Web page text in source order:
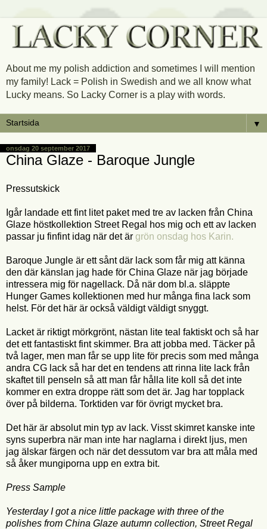
About me my polish addiction and sometimes I will mention
my family! Lack = Polish in Swedish and we all know what
Lucky means. So Lacky Corner is a play with words.
▼
onsdag 20 september 2017
China Glaze - Baroque Jungle
Pressutskick
Igår landade ett fint litet paket med tre av lacken från China
Glaze höstkollektion Street Regal hos mig och ett av lacken
passar ju finfint idag när det är grön onsdag hos Karin.
Baroque Jungle är ett sånt där lack som får mig att känna
den där känslan jag hade för China Glaze när jag började
intressera mig för nagellack. Då när dom bl.a. släppte
Hunger Games kollektionen med hur många fina lack som
helst. För det här är också väldigt väldigt snyggt.
Lacket är riktigt mörkgrönt, nästan lite teal faktiskt och så har
det ett fantastiskt fint skimmer. Bra att jobba med. Täcker på
två lager, men man får se upp lite för precis som med många
andra CG lack så har det en tendens att rinna lite lack från
skaftet till penseln så att man får hålla lite koll så det inte
kommer en extra droppe rätt som det är. Jag har topplack
över på bilderna. Torktiden var för övrigt mycket bra.
Det här är absolut min typ av lack. Visst skimret kanske inte
syns superbra när man inte har naglarna i direkt ljus, men
jag älskar färgen och när det dessutom var bra att måla med
så åker mungiporna upp en extra bit.
Press Sample
Yesterday I got a nice little package with three of the
polishes from China Glaze autumn collection, Street Regal